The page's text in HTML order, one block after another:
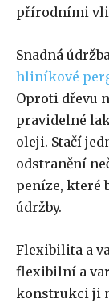
přírodními
Snadná
hliníkové
Oproti dřevu
pravidelné
oleji. Stačí
odstranění
peníze, které
údržby.
Flexibilita a
flexibilní a
konstrukci ji